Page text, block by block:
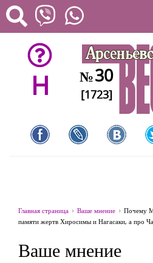
H №30
[1723]
Главная страница Ваше мнение
Почему
памяти жертв Хиросимы и Нагасаки, а про
Ваше мнение